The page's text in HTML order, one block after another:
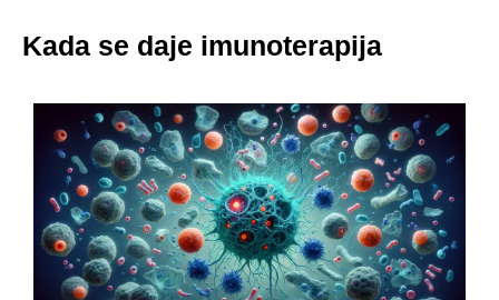
Kada se daje imunoterapija